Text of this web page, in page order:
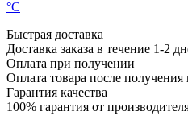
°C
Быстрая доставка
Доставка заказа в течение 1-2
Оплата при получении
Оплата товара после получения
Гарантия качества
100% гарантия от